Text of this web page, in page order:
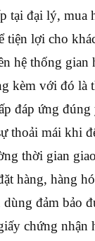
tại đại lý, mua
tiện lợi cho
hệ thống gian
kèm với đó là
đáp ứng đúng
thoải mái khi
thời gian
hàng, hàng
đảm bảo
chứng nhận